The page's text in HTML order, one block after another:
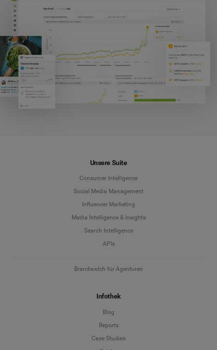
Unsere Suite
Consumer Intelligence
Social Media Management
Influencer Marketing
Media Intelligence & Insights
Search Intelligence
APIs
Brandwatch für Agenturen
Infothek
Blog
Reports
Case Studies